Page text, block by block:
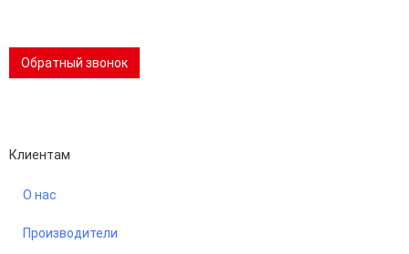
Обратный звонок
Клиентам
О нас
Производители